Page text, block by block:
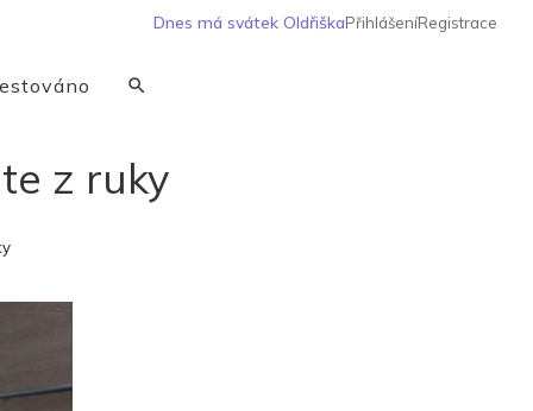
Dnes má svátek OldřiškaPřihlášeníRegistrace
z ruky